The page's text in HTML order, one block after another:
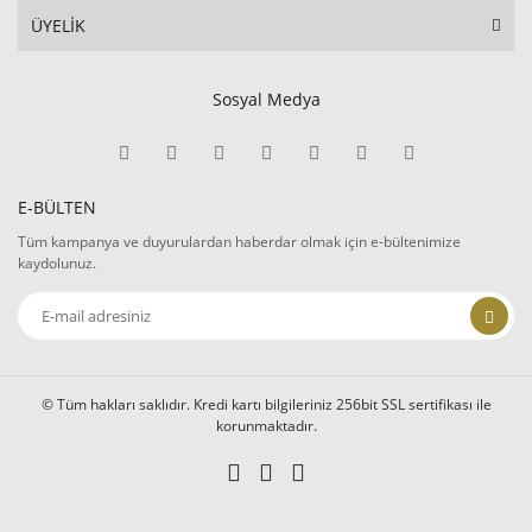
ÜYELİK
Sosyal Medya
E-BÜLTEN
Tüm kampanya ve duyurulardan haberdar olmak için e-bültenimize
kaydolunuz.
© Tüm hakları saklıdır. Kredi kartı bilgileriniz 256bit SSL sertifikası ile
korunmaktadır.